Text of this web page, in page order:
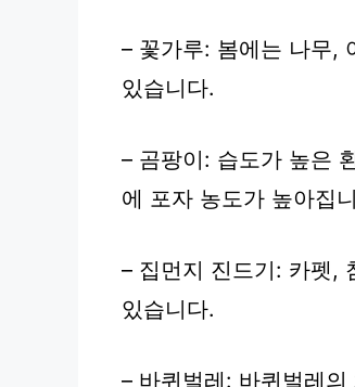
– 꽃가루: 봄에는 나무,
있습니다.
– 곰팡이: 습도가 높은
에 포자 농도가 높아집
– 집먼지 진드기: 카펫,
있습니다.
– 바퀴벌레: 바퀴벌레